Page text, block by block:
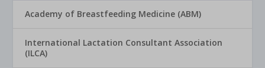
Academy of Breastfeeding Medicine (ABM)
International Lactation Consultant Association
(ILCA)